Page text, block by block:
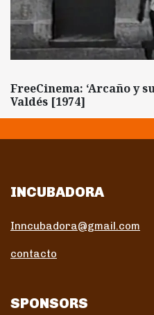
FreeCinema: ‘Arcaño y
Valdés [1974]
INCUBADORA
Inncubadora@gmail.com
contacto
SPONSORS